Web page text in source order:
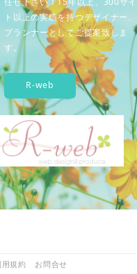
ト以上の実績を持つデザイナー、
プランナーとしてご提案致しま
す。
R-web
用規約 お問合せ